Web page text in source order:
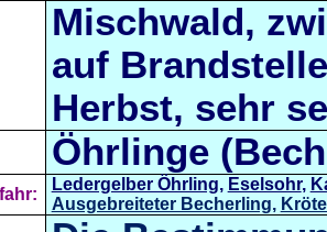
Mischwald,
auf
Herbst, sehr
Öhrlinge
Ledergelber Öhrling, Eselsohr,
Ausgebreiteter Becherling,